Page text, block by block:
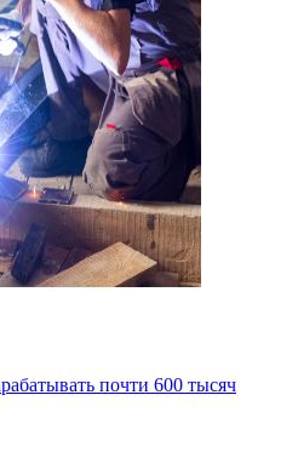
почти 600 тысяч